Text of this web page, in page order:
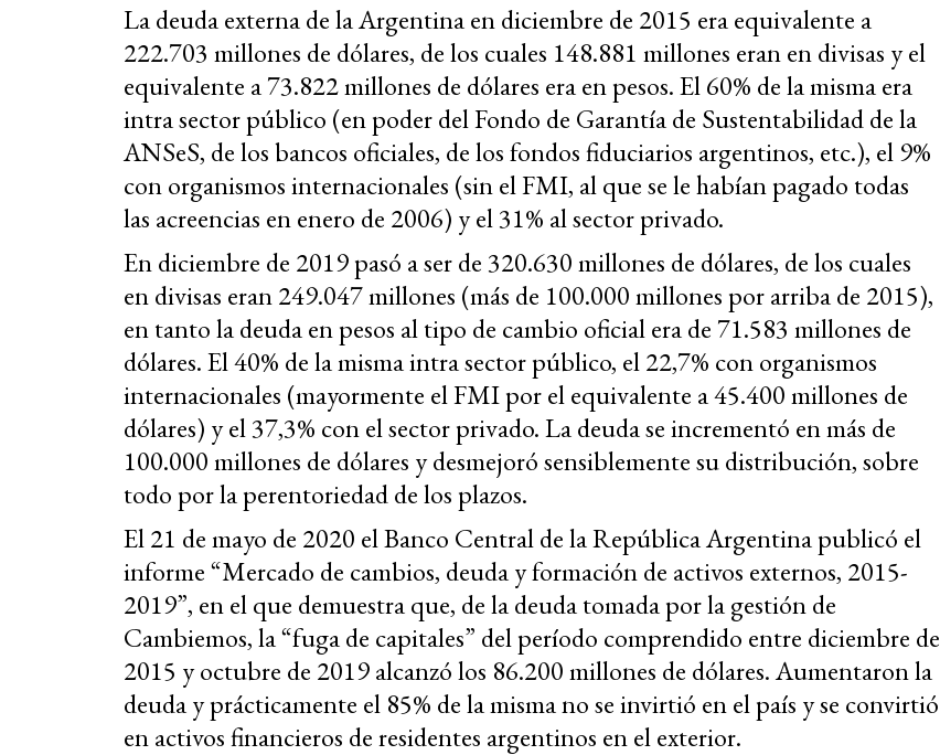
La deuda externa de la Argentina en diciembre de 2015 era equivalente a
222.703 millones de dólares, de los cuales 148.881 millones eran en divisas y el
equivalente a 73.822 millones de dólares era en pesos. El 60% de la misma era
intra sector público (en poder del Fondo de Garantía de Sustentabilidad de la
ANSeS, de los bancos oficiales, de los fondos fiduciarios argentinos, etc.), el 9%
con organismos internacionales (sin el FMI, al que se le habían pagado todas
las acreencias en enero de 2006) y el 31% al sector privado.
En diciembre de 2019 pasó a ser de 320.630 millones de dólares, de los cuales
en divisas eran 249.047 millones (más de 100.000 millones por arriba de 2015),
en tanto la deuda en pesos al tipo de cambio oficial era de 71.583 millones de
dólares. El 40% de la misma intra sector público, el 22,7% con organismos
internacionales (mayormente el FMI por el equivalente a 45.400 millones de
dólares) y el 37,3% con el sector privado. La deuda se incrementó en más de
100.000 millones de dólares y desmejoró sensiblemente su distribución, sobre
todo por la perentoriedad de los plazos.
El 21 de mayo de 2020 el Banco Central de la República Argentina publicó el
informe “Mercado de cambios, deuda y formación de activos externos, 2015-
2019”, en el que demuestra que, de la deuda tomada por la gestión de
Cambiemos, la “fuga de capitales” del período comprendido entre diciembre de
2015 y octubre de 2019 alcanzó los 86.200 millones de dólares. Aumentaron la
deuda y prácticamente el 85% de la misma no se invirtió en el país y se convirtió
en activos financieros de residentes argentinos en el exterior.